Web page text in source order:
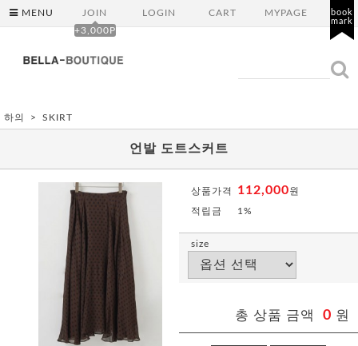
MENU
JOIN
+3,000P
LOGIN CART MYPAGE
book
mark
하의 SKIRT
언발 도트스커트
상품가격 112,000원
적립금 1%
size
총 상품 금액 0 원